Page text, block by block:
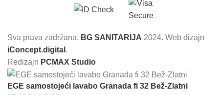
Sva prava zadržana. BG SANITARIJA 2024. Web dizajn
iConcept.digital .
Redizajn PCMAX Studio
EGE samostojeći lavabo Granada fi 32 Bež-Zlatni